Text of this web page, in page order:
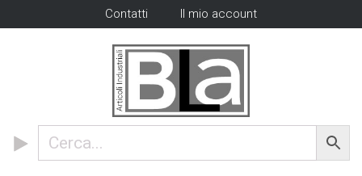
Contatti Il mio account